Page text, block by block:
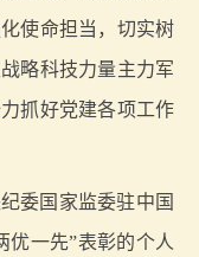
使命担当，切实树
略科技力量主力军
抓好党建各项工作
委国家监委驻中国
优一先”表彰的个人